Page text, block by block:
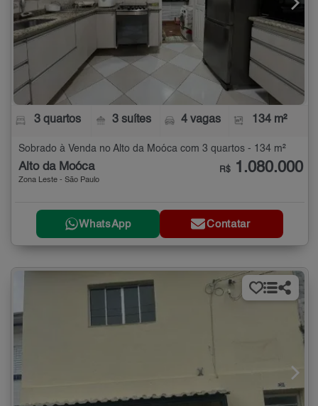
3 quartos 3 suítes 4 vagas 134 m²
Sobrado à Venda no Alto da Moóca com 3 quartos - 134 m²
Alto da Moóca
Zona Leste - São Paulo
R$ 1.080.000
WhatsApp Contatar